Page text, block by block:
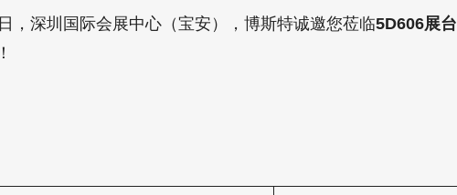
，深圳国际会展中心（宝安），博斯特诚邀您莅临5D606展台